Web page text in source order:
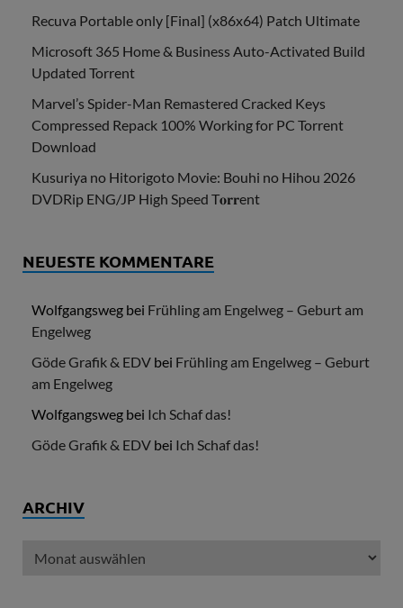
Recuva Portable only [Final] (x86x64) Patch Ultimate
Microsoft 365 Home & Business Auto-Activated Build
Updated Torrent
Marvel’s Spider-Man Remastered Cracked Keys
Compressed Repack 100% Working for PC Torrent
Download
Kusuriya no Hitorigoto Movie: Bouhi no Hihou 2026
DVDRip ENG/JP High Speed T𝐨𝐫𝐫ent
NEUESTE KOMMENTARE
Wolfgangsweg bei Frühling am Engelweg – Geburt am
Engelweg
Göde Grafik & EDV bei Frühling am Engelweg – Geburt
am Engelweg
Wolfgangsweg bei Ich Schaf das!
Göde Grafik & EDV bei Ich Schaf das!
ARCHIV